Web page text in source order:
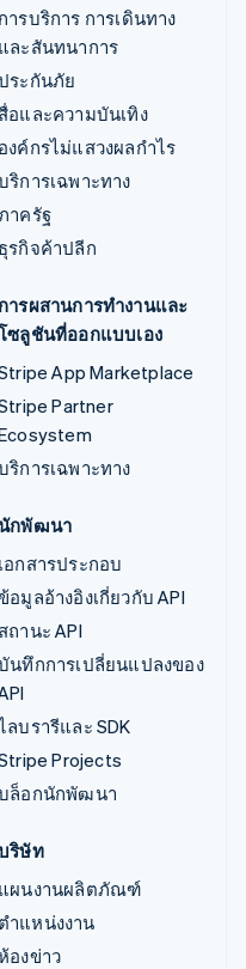
การบริการ การเดินทาง
และสันทนาการ
ระกันภัย
สื่อและความบันเทิง
องค์กรไม่แสวงผลกำไร
ริการเฉพาะทาง
าครัฐ
ธุรกิจค้าปลีก
การผสานการทำงานและ
ซลูชันที่ออกแบบเอง
App Marketplace
Partner
ริการเฉพาะทาง
กพัฒนา
เอกสารประกอบ
อมูลอ้างอิงเกี่ยวกับ API
สถานะ API
นทึกการเปลี่ยนแปลงของ
ลบรารีและ SDK
Projects
ล็อกนักพัฒนา
ริษัท
แผนงานผลิตภัณฑ์
ตำแหน่งงาน
องข่าว